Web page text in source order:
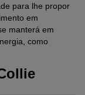
para lhe propor
em
manterá em
como